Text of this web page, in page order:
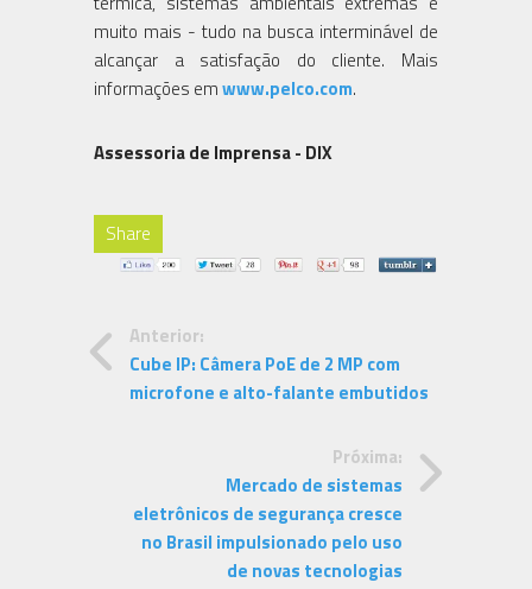
muito mais - tudo na busca interminável de
alcançar a satisfação do cliente. Mais
informações emwww.pelco.com.
Assessoria de Imprensa - DIX
Share
Anterior:
Cube IP: Câmera PoE de 2 MP com
microfone e alto-falante embutidos
Próxima:
Mercado de sistemas
eletrônicos de segurança cresce
no Brasil impulsionado pelo uso
de novas tecnologias